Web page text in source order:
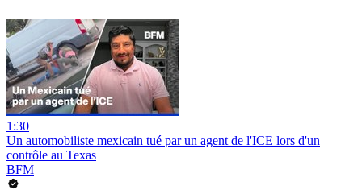
1:30
Un automobiliste mexicain tué par un agent de l'ICE lors d'un
contrôle au Texas
BFM